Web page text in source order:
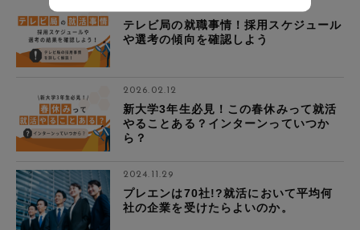
テレビ局の就職事情！採用スケジュール
や選考の傾向を確認しよう
2026.02.12
新大学3年生必見！この春休みって就活
やることある？インターンっていつか
ら？
2024.11.29
プレエンは70社!?就活において平均何
社の企業を受けたらよいのか。